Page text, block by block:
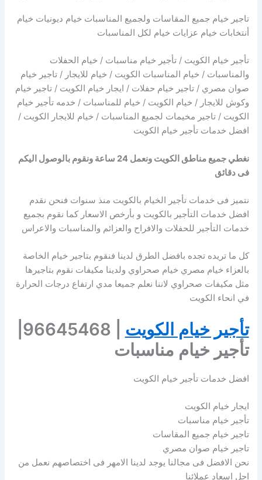
تاجير خيام جميع المقاسات ولجميع المناسبات خيام ديونيات خيام
أنتخابات خيام عزايات خيام لكل المناسبات
تأجير خيام الكويت / تأجير خيام مناسبات / خيام الحفلات
والمناسبات / خيام المناسبات الكويت / خيام للايجار / تاجير خيام
صوان مصري / تاجير خيام حفلات / ايجار خيام الكويت‬‎ / تاجير خيام
وكوش للايجار / خيام الكويت / خيام للمناسبات / خدمه تأجير خيام
الكويت / تاجير مخيمات لجميع المناسبات / خيام للايجار الكويت /
افضل خدمات تأجير خيام الكويت
نغطي جميع مناطق الكويت ونعمل 24 ساعة ونقوم بالوصول اليكم
فى دقائق
نتميز فى خدمات تأجير الخيام بالكويت منذ سنوات فنحن نقدم
افضل خدمات التأجير بالكويت و بأرخص الاسعار كما نقوم بجميع
خدمات التأجير للحفلات والافراح والعزائم والمناسبات والاعراس
كل ما تريده تجده بافضل الطرق لدينا فنقوم بتاجير خيام الخاصة
بالعزاء خيام مصري خيام صحراوي ولدينا مكيفات نقوم بتاجيرها
مثل مكيفات صحراوي لاننا نعلم جميعا مدي ارتفاع درجات الحرارة
في انحاء الكويت
تأجير خيام الكويت
تأجير خيام مناسبات
افضل خدمات تأجير خيام الكويت
ايجار خيام الكويت
تأجير خيام مناسبات
تاجير خيام جميع المقاسات
تاجير خيام صوان مصري
نحن الافضل فى مجالنا يوجد لدينا الامهر فى اختصاصهم نعمل من
اجل اسعاد عملائنا